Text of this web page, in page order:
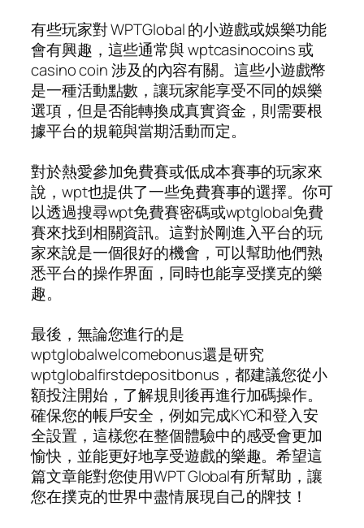
有些玩家對 WPTGlobal 的小遊戲或娛樂功能
會有興趣，這些通常與 wptcasinocoins 或
casino coin 涉及的內容有關。這些小遊戲幣
是一種活動點數，讓玩家能享受不同的娛樂
選項，但是否能轉換成真實資金，則需要根
據平台的規範與當期活動而定。
對於熱愛參加免費賽或低成本賽事的玩家來
說，wpt也提供了一些免費賽事的選擇。你可
以透過搜尋wpt免費賽密碼或wptglobal免費
賽來找到相關資訊。這對於剛進入平台的玩
家來說是一個很好的機會，可以幫助他們熟
悉平台的操作界面，同時也能享受撲克的樂
趣。
最後，無論您進行的是
wptglobalwelcomebonus還是研究
wptglobalfirstdepositbonus，都建議您從小
額投注開始，了解規則後再進行加碼操作。
確保您的帳戶安全，例如完成KYC和登入安
全設置，這樣您在整個體驗中的感受會更加
愉快，並能更好地享受遊戲的樂趣。希望這
篇文章能對您使用WPT Global有所幫助，讓
您在撲克的世界中盡情展現自己的牌技！